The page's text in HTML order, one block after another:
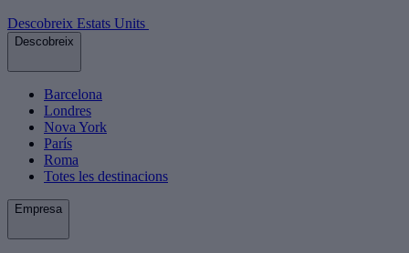
Descobreix Estats Units
Descobreix
Barcelona
Londres
Nova York
París
Roma
Totes les destinacions
Empresa